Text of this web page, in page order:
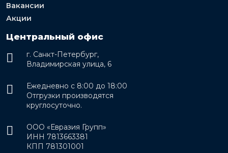
Вакансии
Акции
Центральный офис
г. Санкт-Петербург,
Владимирская улица, 6
Ежедневно с 8:00 до 18:00
Отгрузки производятся
круглосуточно.
ООО «Евразия Групп»
ИНН 7813663381
КПП 781301001